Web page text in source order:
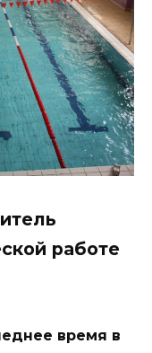
работе
время в